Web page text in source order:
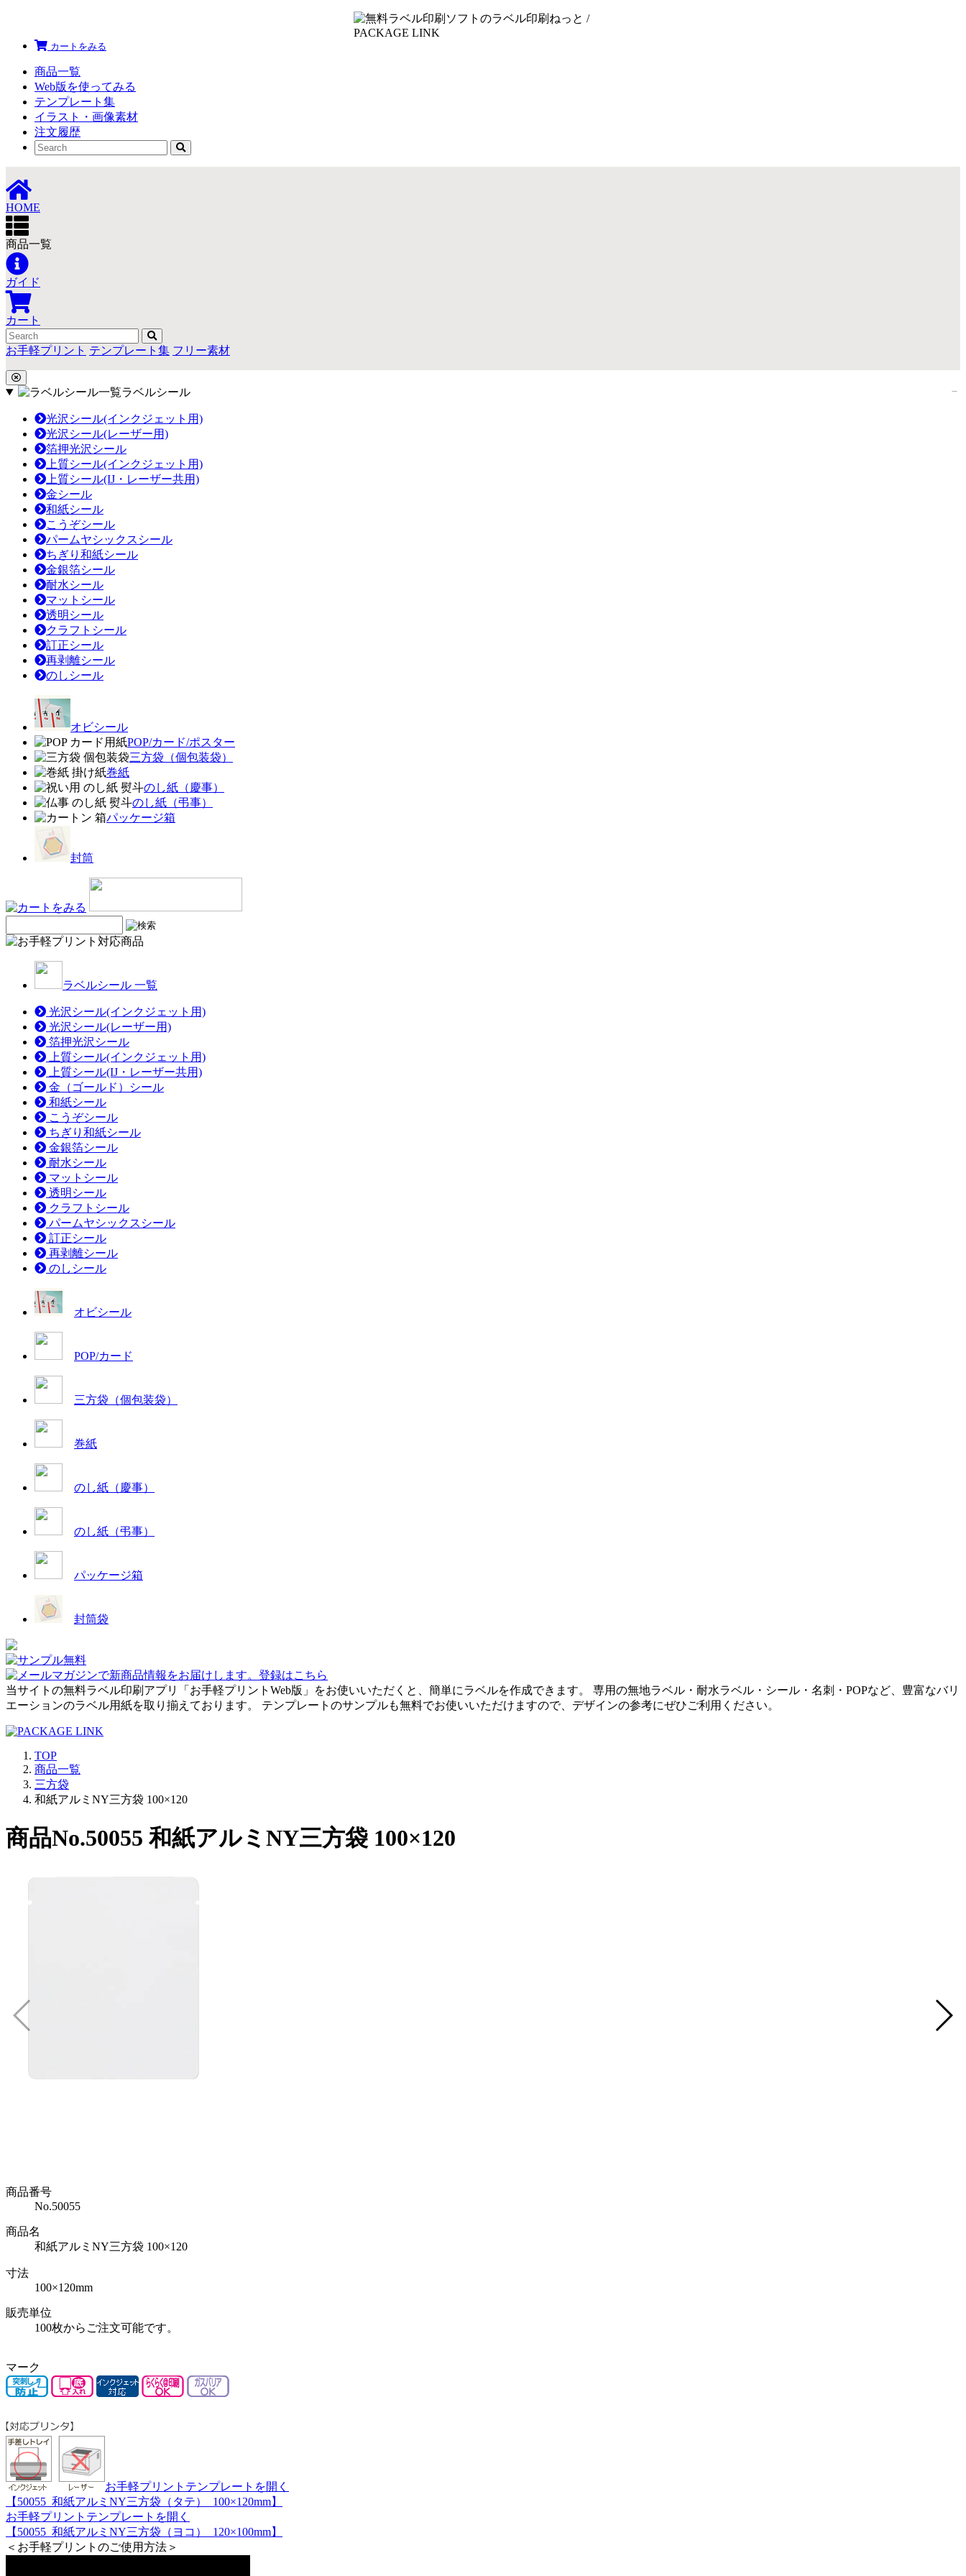
カートをみる
商品一覧
Web版を使ってみる
テンプレート集
イラスト・画像素材
注文履歴
HOME
商品一覧
ガイド
カート
お手軽プリント テンプレート集 フリー素材
ラベルシール
光沢シール(インクジェット用)
光沢シール(レーザー用)
箔押光沢シール
上質シール(インクジェット用)
上質シール(IJ・レーザー共用)
金シール
和紙シール
こうぞシール
パームヤシックスシール
ちぎり和紙シール
金銀箔シール
耐水シール
マットシール
透明シール
クラフトシール
訂正シール
再剥離シール
のしシール
オビシール
POP/カード/ポスター
三方袋（個包装袋）
巻紙
のし紙（慶事）
のし紙（弔事）
パッケージ箱
封筒
ラベルシール 一覧
光沢シール(インクジェット用)
光沢シール(レーザー用)
箔押光沢シール
上質シール(インクジェット用)
上質シール(IJ・レーザー共用)
金（ゴールド）シール
和紙シール
こうぞシール
ちぎり和紙シール
金銀箔シール
耐水シール
マットシール
透明シール
クラフトシール
パームヤシックスシール
訂正シール
再剥離シール
のしシール
オビシール
POP/カード
三方袋（個包装袋）
巻紙
のし紙（慶事）
のし紙（弔事）
パッケージ箱
封筒袋
当サイトの無料ラベル印刷アプリ「お手軽プリントWeb版」をお使いいただくと、簡単にラベルを作成できます。 専用の無地ラベル・耐水ラベル・シール・名刺・POPなど、豊富なバリ
エーションのラベル用紙を取り揃えております。 テンプレートのサンプルも無料でお使いいただけますので、デザインの参考にぜひご利用ください。
TOP
商品一覧
三方袋
和紙アルミNY三方袋 100×120
商品No.50055 和紙アルミNY三方袋 100×120
商品番号
No.50055
商品名
和紙アルミNY三方袋 100×120
寸法
100×120mm
販売単位
100枚からご注文可能です。
マーク
お手軽プリントテンプレートを開く
【50055_和紙アルミNY三方袋（タテ）_100×120mm】
お手軽プリントテンプレートを開く
【50055_和紙アルミNY三方袋（ヨコ）_120×100mm】
＜お手軽プリントのご使用方法＞